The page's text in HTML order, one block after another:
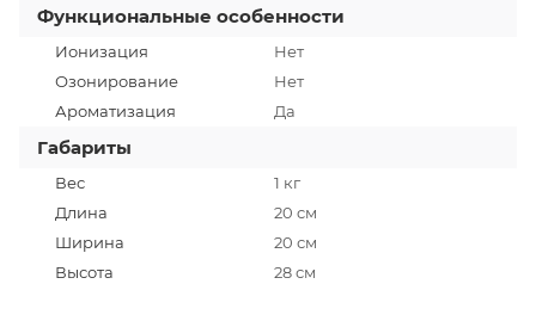
Функциональные особенности
Ионизация
Нет
Озонирование
Нет
Ароматизация
Да
Габариты
Вес
1 кг
Длина
20 cм
Ширина
20 см
Высота
28 см